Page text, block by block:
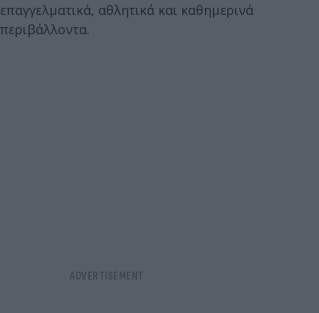
επαγγελματικά, αθλητικά και καθημερινά
περιβάλλοντα.